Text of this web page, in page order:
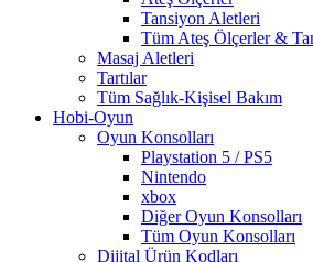
Tansiyon Aletleri
Tüm Ateş Ölçerler &
Masaj Aletleri
Tartılar
Tüm Sağlık-Kişisel Bakım
Hobi-Oyun
Oyun Konsolları
Playstation 5 / PS5
Nintendo
xbox
Diğer Oyun Konsolları
Tüm Oyun Konsolları
Dijital Ürün Kodları